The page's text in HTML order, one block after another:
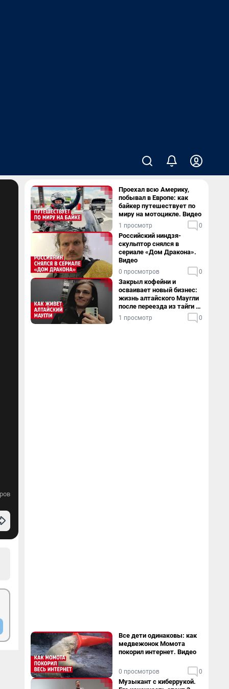
Проехал всю Америку,
побывал в Европе: как
байкер путешествует по
миру на мотоцикле. Видео
1 просмотр 0
Российский ниндзя-
скульптор снялся в
сериале «Дом Дракона».
Видео
0 просмотров 0
Закрыл кофейни и
осваивает новый бизнес:
жизнь алтайского Маугли
после переезда из тайги в
столицу
1 просмотр 0
Все дети одинаковы: как
медвежонок Момота
покорил интернет. Видео
0 просмотров 0
Музыкант с киберрукой.